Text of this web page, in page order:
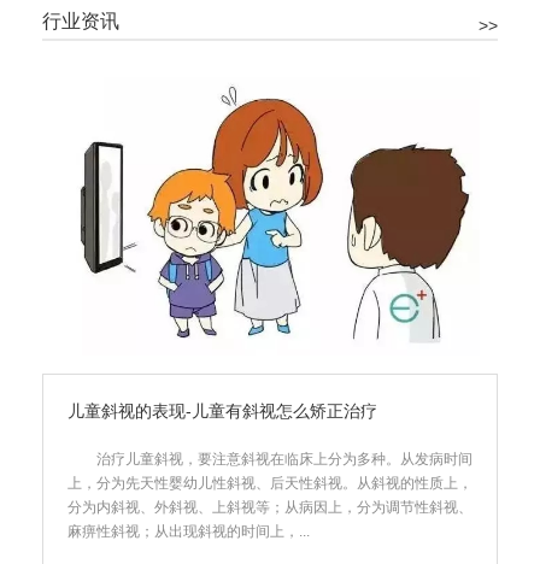
>>
行业资讯
儿童斜视的表现-儿童有斜视怎么矫正治疗
治疗儿童斜视，要注意斜视在临床上分为多种。从发病时间
上，分为先天性婴幼儿性斜视、后天性斜视。从斜视的性质上，
分为内斜视、外斜视、上斜视等；从病因上，分为调节性斜视、
麻痹性斜视；从出现斜视的时间上，...